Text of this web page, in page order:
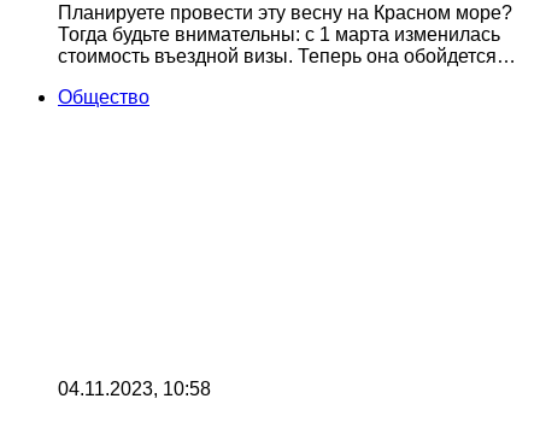
Планируете провести эту весну на Красном море?
Тогда будьте внимательны: с 1 марта изменилась
стоимость въездной визы. Теперь она обойдется…
Общество
04.11.2023, 10:58